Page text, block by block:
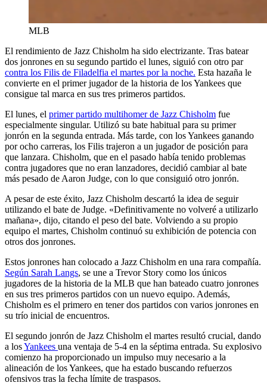
MLB
El rendimiento de Jazz Chisholm ha sido electrizante. Tras batear
dos jonrones en su segundo partido el lunes, siguió con otro par
contra los Filis de Filadelfia el martes por la noche. Esta hazaña le
convierte en el primer jugador de la historia de los Yankees que
consigue tal marca en sus tres primeros partidos.
El lunes, el primer partido multihomer de Jazz Chisholm fue
especialmente singular. Utilizó su bate habitual para su primer
jonrón en la segunda entrada. Más tarde, con los Yankees ganando
por ocho carreras, los Filis trajeron a un jugador de posición para
que lanzara. Chisholm, que en el pasado había tenido problemas
contra jugadores que no eran lanzadores, decidió cambiar al bate
más pesado de Aaron Judge, con lo que consiguió otro jonrón.
A pesar de este éxito, Jazz Chisholm descartó la idea de seguir
utilizando el bate de Judge. «Definitivamente no volveré a utilizarlo
mañana», dijo, citando el peso del bate. Volviendo a su propio
equipo el martes, Chisholm continuó su exhibición de potencia con
otros dos jonrones.
Estos jonrones han colocado a Jazz Chisholm en una rara compañía.
Según Sarah Langs, se une a Trevor Story como los únicos
jugadores de la historia de la MLB que han bateado cuatro jonrones
en sus tres primeros partidos con un nuevo equipo. Además,
Chisholm es el primero en tener dos partidos con varios jonrones en
su trío inicial de encuentros.
El segundo jonrón de Jazz Chisholm el martes resultó crucial, dando
a losYankees una ventaja de 5-4 en la séptima entrada. Su explosivo
comienzo ha proporcionado un impulso muy necesario a la
alineación de los Yankees, que ha estado buscando refuerzos
ofensivos tras la fecha límite de traspasos.